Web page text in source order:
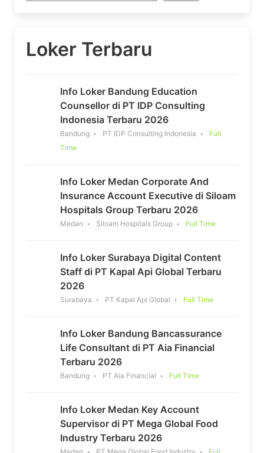
Loker Terbaru
Info Loker Bandung Education
Counsellor di PT IDP Consulting
Indonesia Terbaru 2026
Bandung PT IDP Consulting Indonesia
Full
Time
Info Loker Medan Corporate And
Insurance Account Executive di Siloam
Hospitals Group Terbaru 2026
Medan Siloam Hospitals Group Full Time
Info Loker Surabaya Digital Content
Staff di PT Kapal Api Global Terbaru
2026
Surabaya PT Kapal Api Global Full Time
Info Loker Bandung Bancassurance
Life Consultant di PT Aia Financial
Terbaru 2026
Bandung PT Aia Financial Full Time
Info Loker Medan Key Account
Supervisor di PT Mega Global Food
Industry Terbaru 2026